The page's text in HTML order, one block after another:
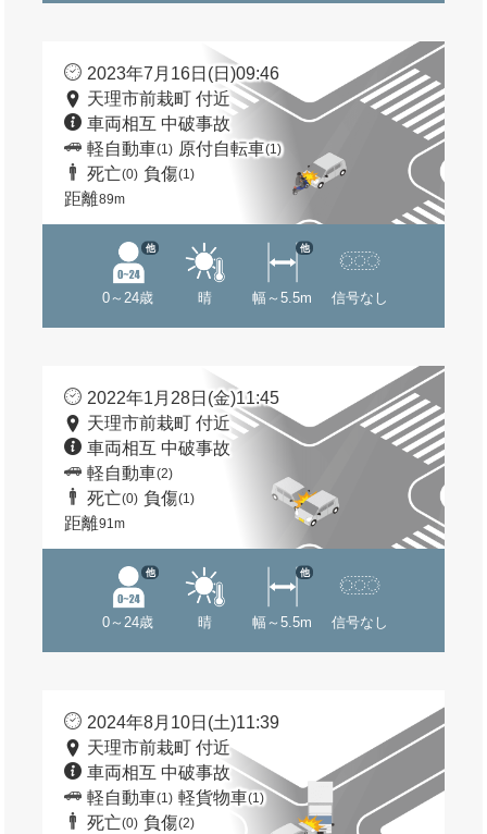
2023年7月16日(日)09:46
天理市前栽町 付近
車両相互 中破事故
軽自動車(1) 原付自転車(1)
死亡(0) 負傷(1)
距離89m
0～24歳
他
晴 幅～5.5m
他
信号なし
2022年1月28日(金)11:45
天理市前栽町 付近
車両相互 中破事故
軽自動車(2)
死亡(0) 負傷(1)
距離91m
0～24歳
他
晴 幅～5.5m
他
信号なし
2024年8月10日(土)11:39
天理市前栽町 付近
車両相互 中破事故
軽自動車(1) 軽貨物車(1)
死亡(0) 負傷(2)